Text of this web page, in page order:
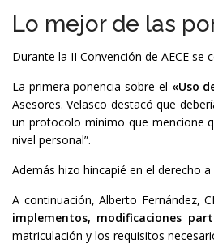
Lo mejor de las
Durante la II Convención de AECE
La primera ponencia sobre el «Uso
Asesores. Velasco destacó que
un protocolo mínimo que mencione
nivel personal”.
Además hizo hincapié en el derecho
A continuación, Alberto Fernández,
implementos, modificaciones
matriculación y los requisitos